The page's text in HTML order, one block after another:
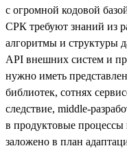
с огромной кодовой
СРК требуют знаний из
алгоритмы и структуры
API внешних систем и
нужно иметь
библиотек, сотнях
следствие, middle-
в продуктовые
заложено в план